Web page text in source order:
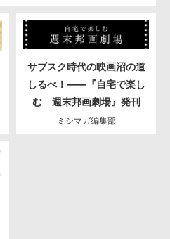
サブスク時代の映画沼の道
しるべ！――『自宅で楽し
む 週末邦画劇場』発刊
ミシマガ編集部